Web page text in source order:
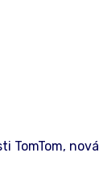
TomTom, nová